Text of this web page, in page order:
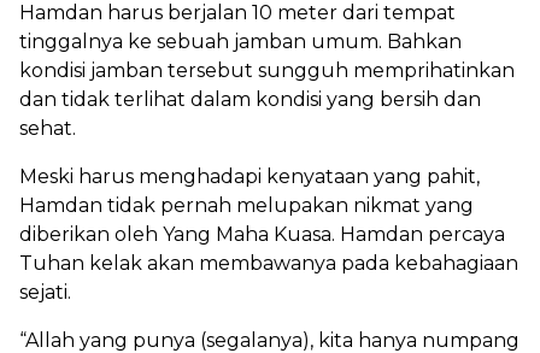
Hamdan harus berjalan 10 meter dari tempat
tinggalnya ke sebuah jamban umum. Bahkan
kondisi jamban tersebut sungguh memprihatinkan
dan tidak terlihat dalam kondisi yang bersih dan
sehat.
Meski harus menghadapi kenyataan yang pahit,
Hamdan tidak pernah melupakan nikmat yang
diberikan oleh Yang Maha Kuasa. Hamdan percaya
Tuhan kelak akan membawanya pada kebahagiaan
sejati.
“Allah yang punya (segalanya), kita hanya numpang